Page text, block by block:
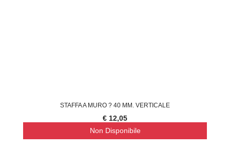
STAFFA A MURO ? 40 MM. VERTICALE
€ 12,05
Non Disponibile